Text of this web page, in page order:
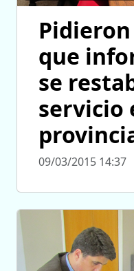
Pidieron
que
se
servicio
09/03/2015 14:37